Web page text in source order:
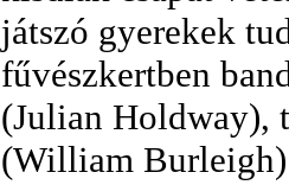
játszó gyerekek
fűvészkertben
(Julian Holdway),
(William